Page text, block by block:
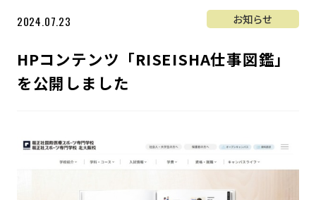
2024.07.23 お知らせ
HPコンテンツ「RISEISHA仕事図鑑」
を公開しました